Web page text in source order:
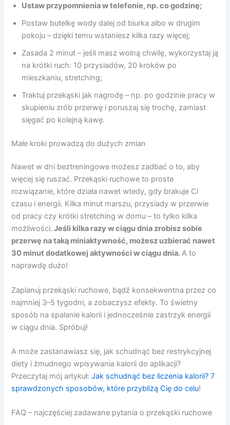
Ustaw przypomnienia w telefonie, np. co godzinę;
Postaw butelkę wody dalej od biurka albo w drugim
pokoju – dzięki temu wstaniesz kilka razy więcej;
Zasada 2 minut – jeśli masz wolną chwilę, wykorzystaj ją
na krótki ruch: 10 przysiadów, 20 kroków po
mieszkaniu, stretching;
Traktuj przekąski jak nagrodę – np. po godzinie pracy w
skupieniu zrób przerwę i poruszaj się trochę, zamiast
sięgać po kolejną kawę.
Małe kroki prowadzą do dużych zmian
Nawet w dni beztreningowe możesz zadbać o to, aby
więcej się ruszać. Przekąski ruchowe to proste
rozwiązanie, które działa nawet wtedy, gdy brakuje Ci
czasu i energii. Kilka minut marszu, przysiady w przerwie
od pracy czy krótki stretching w domu – to tylko kilka
możliwości. Jeśli kilka razy w ciągu dnia zrobisz sobie
przerwę na taką miniaktywność, możesz uzbierać nawet
30 minut dodatkowej aktywności w ciągu dnia.A to
naprawdę dużo!
Zaplanuj przekąski ruchowe, bądź konsekwentna przez co
najmniej 3–5 tygodni, a zobaczysz efekty. To świetny
sposób na spalanie kalorii i jednocześnie zastrzyk energii
w ciągu dnia. Spróbuj!
A może zastanawiasz się, jak schudnąć bez restrykcyjnej
diety i żmudnego wpisywania kalorii do aplikacji?
Przeczytaj mój artykuł:Jak schudnąć bez liczenia kalorii? 7
sprawdzonych sposobów, które przybliżą Cię do celu!
FAQ – najczęściej zadawane pytania o przekąski ruchowe